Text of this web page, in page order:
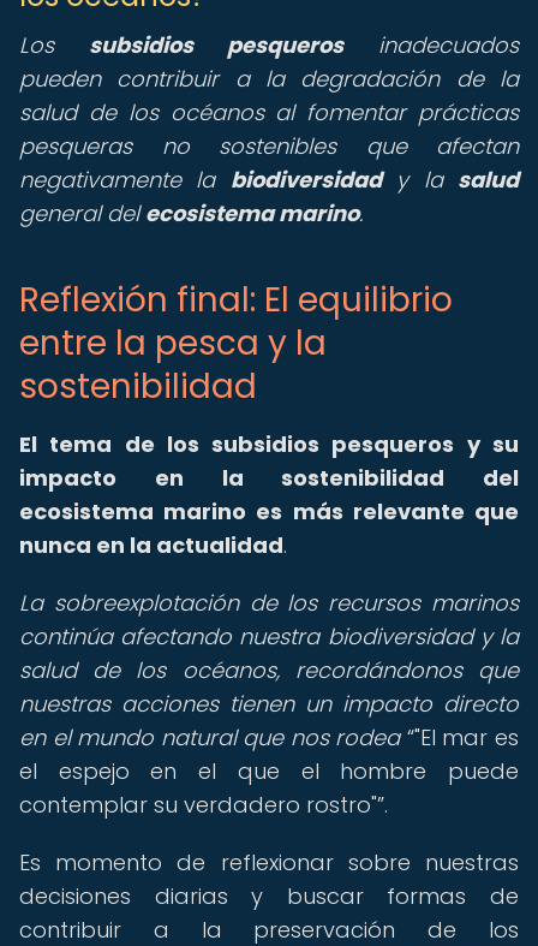
Los subsidios pesquerosinadecuados
pueden contribuir a la degradación de la
salud de los océanos al fomentar prácticas
pesqueras no sostenibles que afectan
negativamente la biodiversidady la salud
general delecosistema marino.
Reflexión final: El equilibrio
entre la pesca y la
sostenibilidad
El tema de los subsidios pesqueros y su
impacto en la sostenibilidad del
ecosistema marino es más relevante que
nunca en la actualidad.
La sobreexplotación de los recursos marinos
continúa afectando nuestra biodiversidad y la
salud de los océanos, recordándonos que
nuestras acciones tienen un impacto directo
en el mundo natural que nos rodea "El mar es
el espejo en el que el hombre puede
contemplar su verdadero rostro" .
Es momento de reflexionar sobre nuestras
decisiones diarias y buscar formas de
contribuir a la preservación de los